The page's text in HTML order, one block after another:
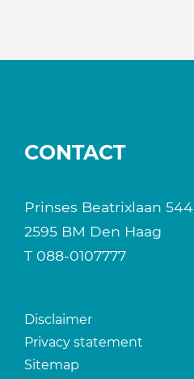
CONTACT
Prinses Beatrixlaan 544
2595 BM Den Haag
T 088-0107777
Disclaimer
Privacy statement
Sitemap